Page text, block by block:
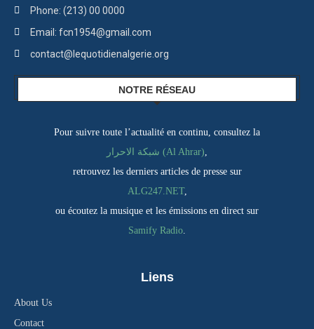
Phone: (213) 00 0000
Email: fcn1954@gmail.com
contact@lequotidienalgerie.org
NOTRE RÉSEAU
Pour suivre toute l’actualité en continu, consultez la
شبكة الاحرار (Al Ahrar),
retrouvez les derniers articles de presse sur
ALG247.NET,
ou écoutez la musique et les émissions en direct sur
Samify Radio.
Liens
About Us
Contact